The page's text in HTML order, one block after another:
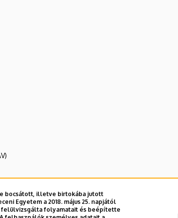
|Külső személyek rögzítése a DE
bocsátott, illetve birtokába jutott
Egyetem a 2018. május 25. napjától
folyamatait és beépítette